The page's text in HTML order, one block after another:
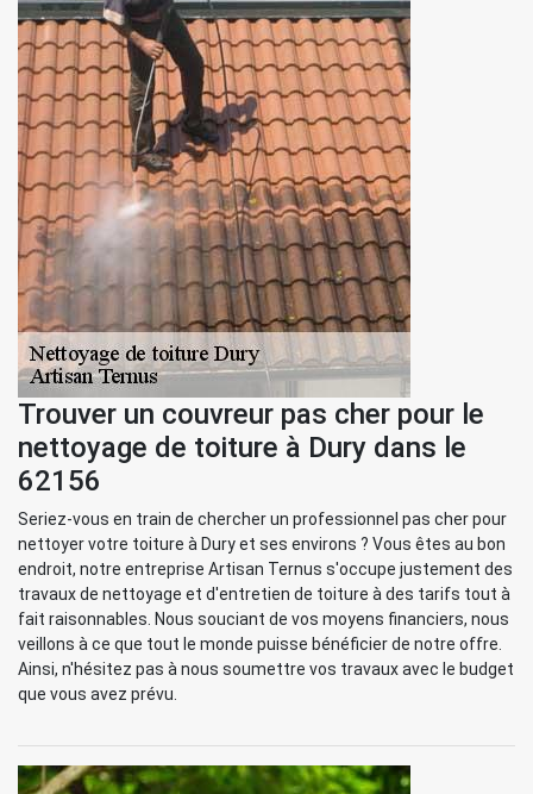
Trouver un couvreur pas cher pour le
nettoyage de toiture à Dury dans le
62156
Seriez-vous en train de chercher un professionnel pas cher pour
nettoyer votre toiture à Dury et ses environs ? Vous êtes au bon
endroit, notre entreprise Artisan Ternus s'occupe justement des
travaux de nettoyage et d'entretien de toiture à des tarifs tout à
fait raisonnables. Nous souciant de vos moyens financiers, nous
veillons à ce que tout le monde puisse bénéficier de notre offre.
Ainsi, n'hésitez pas à nous soumettre vos travaux avec le budget
que vous avez prévu.